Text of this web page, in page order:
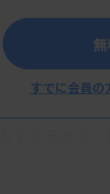
め、向こう5
などエキス
、幅広い施
すでに会員の